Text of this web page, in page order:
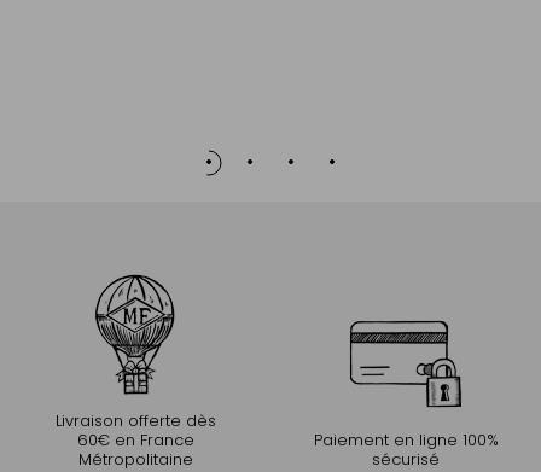
Livraison offerte dès
60€ en France
Métropolitaine
Paiement en ligne 100%
sécurisé